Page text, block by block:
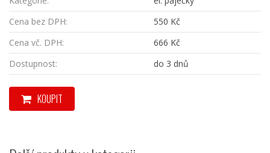
Cena bez DPH:
550 Kč
Cena vč. DPH:
666 Kč
Dostupnost:
do 3 dnů
KOUPIT